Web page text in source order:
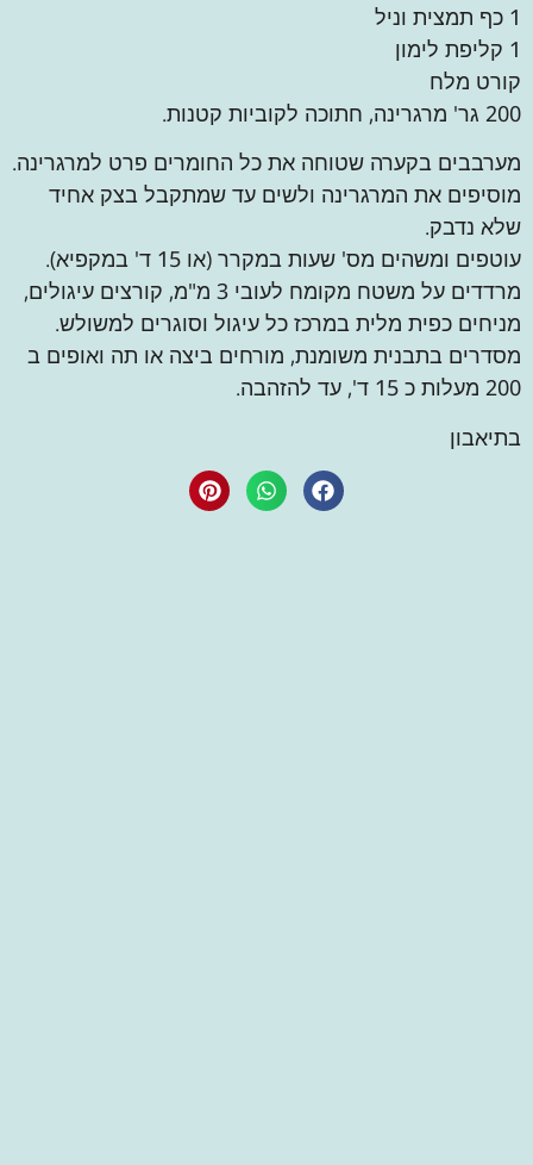
1 כף תמצית וניל
1 קליפת לימון
קורט מלח
200 גר' מרגרינה, חתוכה לקוביות קטנות.
מערבבים בקערה שטוחה את כל החומרים פרט למרגרינה.
מוסיפים את המרגרינה ולשים עד שמתקבל בצק אחיד
שלא נדבק.
עוטפים ומשהים מס' שעות במקרר (או 15 ד' במקפיא).
מרדדים על משטח מקומח לעובי 3 מ"מ, קורצים עיגולים,
מניחים כפית מלית במרכז כל עיגול וסוגרים למשולש.
מסדרים בתבנית משומנת, מורחים ביצה או תה ואופים ב
200 מעלות כ 15 ד', עד להזהבה.
בתיאבון